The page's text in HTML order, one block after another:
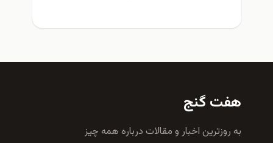
هفت گنج
به روزترين اخبار و مقالات درباره همه چيز